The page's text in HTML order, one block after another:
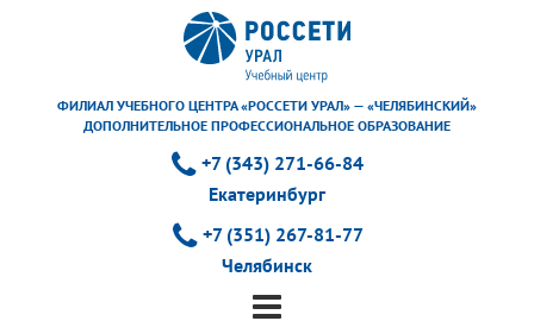
ФИЛИАЛ УЧЕБНОГО ЦЕНТРА «РОССЕТИ УРАЛ» — «ЧЕЛЯБИНСКИЙ»
ДОПОЛНИТЕЛЬНОЕ ПРОФЕССИОНАЛЬНОЕ ОБРАЗОВАНИЕ
+7 (343) 271-66-84
Екатеринбург
+7 (351) 267-81-77
Челябинск